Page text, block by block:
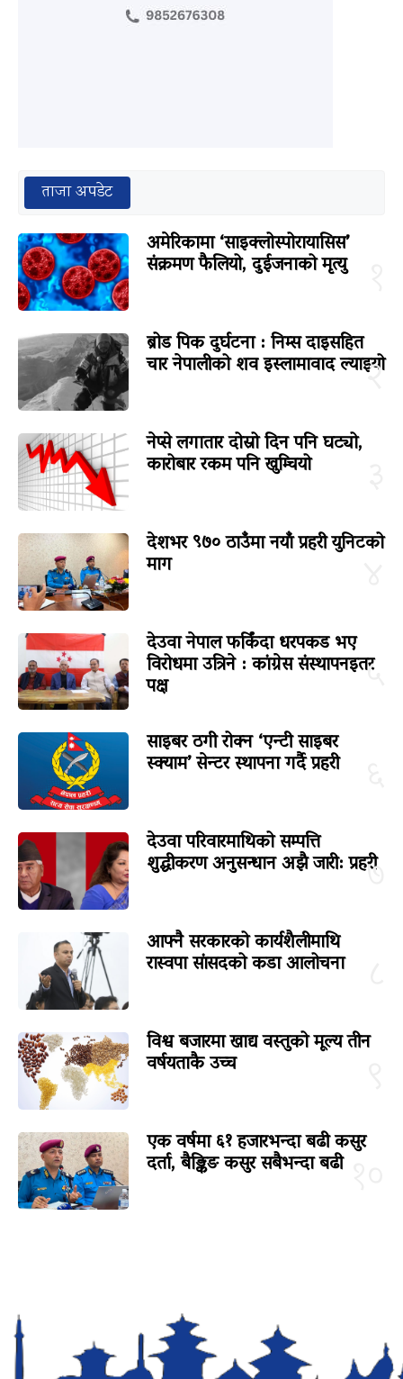
ताजा अपडेट
अमेरिकामा ‘साइक्लोस्पोरायासिस’
संक्रमण फैलियो, दुईजनाको मृत्यु
२
ब्रोड पिक दुर्घटना : निम्स दाइसहित
चार नेपालीको शव इस्लामावाद ल्याइयो
नेप्से लगातार दोस्रो दिन पनि घट्यो,
कारोबार रकम पनि खुम्चियो
देशभर ९७० ठाउँमा नयाँ प्रहरी युनिटको
माग
५
देउवा नेपाल फर्किंदा धरपकड भए
विरोधमा उत्रिने : कांग्रेस संस्थापनइतर
पक्ष
साइबर ठगी रोक्न ‘एन्टी साइबर
स्क्याम’ सेन्टर स्थापना गर्दै प्रहरी
७
देउवा परिवारमाथिको सम्पत्ति
शुद्धीकरण अनुसन्धान अझै जारी: प्रहरी
आफ्नै सरकारको कार्यशैलीमाथि
रास्वपा सांसदको कडा आलोचना
विश्व बजारमा खाद्य वस्तुको मूल्य तीन
वर्षयताकै उच्च
एक वर्षमा ६१ हजारभन्दा बढी कसुर
दर्ता, बैङ्किङ कसुर सबैभन्दा बढी